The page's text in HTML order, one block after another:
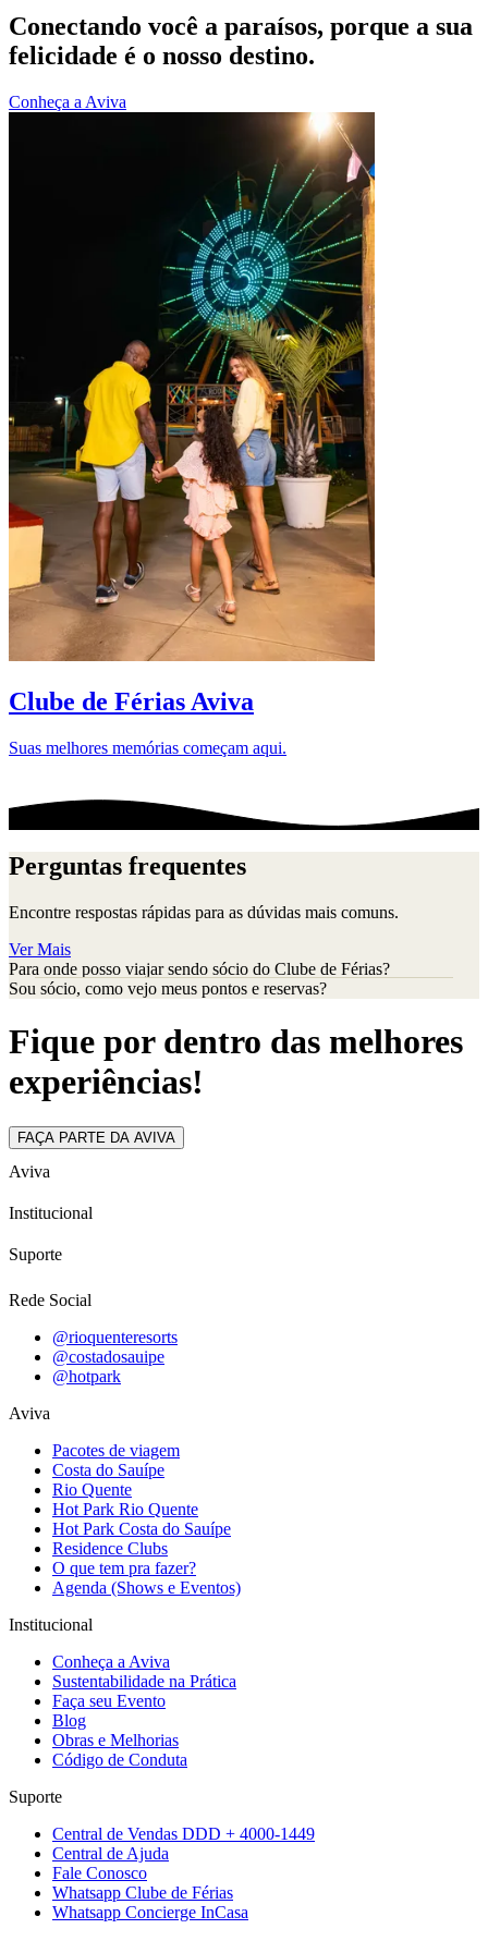
Conectando você a paraísos, porque a sua
felicidade é o nosso destino.
Conheça a Aviva
Clube de Férias Aviva
Suas melhores memórias começam aqui.
Perguntas frequentes
Encontre respostas rápidas para as dúvidas mais comuns.
Ver Mais
Para onde posso viajar sendo sócio do Clube de Férias?
Sou sócio, como vejo meus pontos e reservas?
Fique por dentro das melhores
experiências!
FAÇA PARTE DA AVIVA
Aviva
Institucional
Suporte
Rede Social
@rioquenteresorts
@costadosauipe
@hotpark
Aviva
Pacotes de viagem
Costa do Sauípe
Rio Quente
Hot Park Rio Quente
Hot Park Costa do Sauípe
Residence Clubs
O que tem pra fazer?
Agenda (Shows e Eventos)
Institucional
Conheça a Aviva
Sustentabilidade na Prática
Faça seu Evento
Blog
Obras e Melhorias
Código de Conduta
Suporte
Central de Vendas DDD + 4000-1449
Central de Ajuda
Fale Conosco
Whatsapp Clube de Férias
Whatsapp Concierge InCasa